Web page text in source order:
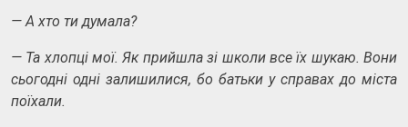
— А хто ти думала?
— Та хлопці мої. Як прийшла зі школи все їх шукаю. Вони
сьогодні одні залишилися, бо батьки у справах до міста
поїхали.